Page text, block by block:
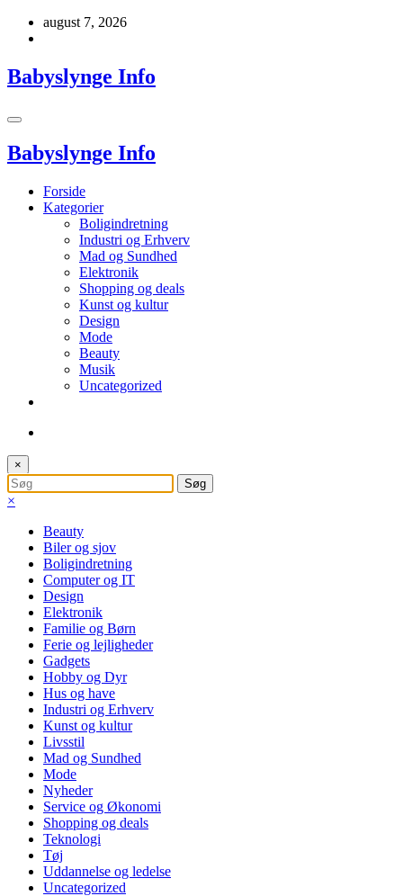
Videreaugust 7, 2026
Babyslynge Info
Babyslynge Info
Forside
Kategorier
Boligindretning
Industri og Erhverv
Mad og Sundhed
Elektronik
Shopping og deals
Kunst og kultur
Design
Mode
Beauty
Musik
Uncategorized
×
×
Beauty
Biler og sjov
Boligindretning
Computer og IT
Design
Elektronik
Familie og Børn
Ferie og lejligheder
Gadgets
Hobby og Dyr
Hus og have
Industri og Erhverv
Kunst og kultur
Livsstil
Mad og Sundhed
Mode
Nyheder
Service og Økonomi
Shopping og deals
Teknologi
Tøj
Uddannelse og ledelse
Uncategorized